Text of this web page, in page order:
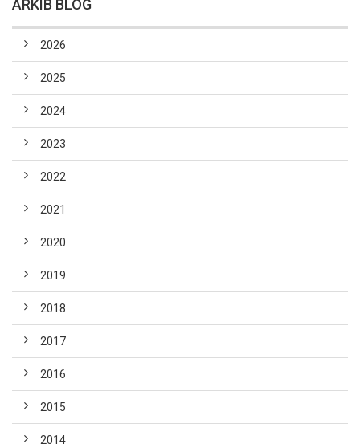
ARKIB BLOG
2026
2025
2024
2023
2022
2021
2020
2019
2018
2017
2016
2015
2014